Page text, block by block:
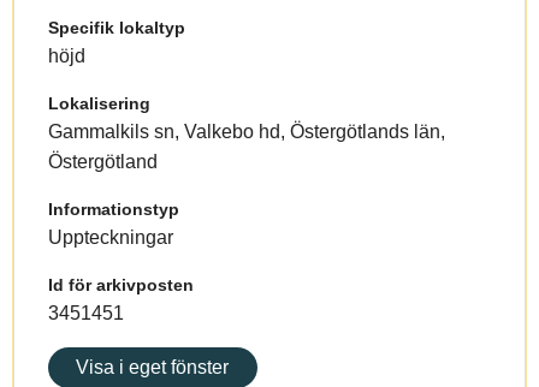
Specifik lokaltyp
höjd
Lokalisering
Gammalkils sn, Valkebo hd, Östergötlands län,
Östergötland
Informationstyp
Uppteckningar
Id för arkivposten
3451451
Visa i eget fönster